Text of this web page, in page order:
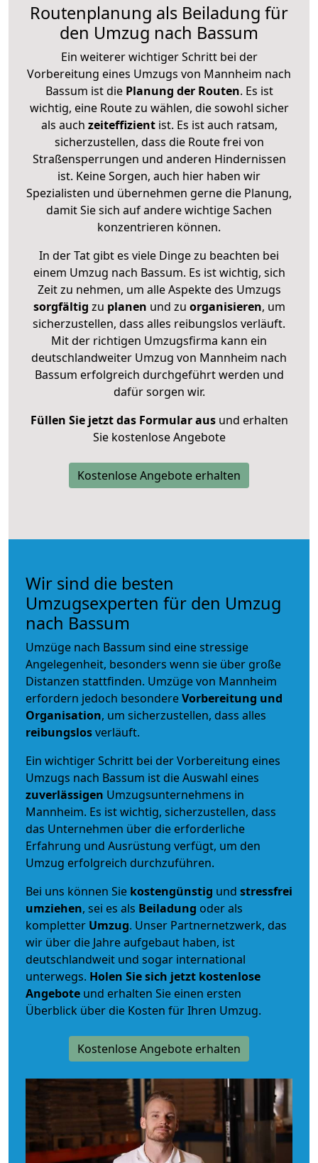
Routenplanung als Beiladung für
den Umzug nach Bassum
Ein weiterer wichtiger Schritt bei der
Vorbereitung eines Umzugs von Mannheim nach
Bassum ist diePlanung der Routen. Es ist
wichtig, eine Route zu wählen, die sowohl sicher
als auch zeiteffizientist. Es ist auch ratsam,
sicherzustellen, dass die Route frei von
Straßensperrungen und anderen Hindernissen
ist. Keine Sorgen, auch hier haben wir
Spezialisten und übernehmen gerne die Planung,
damit Sie sich auf andere wichtige Sachen
konzentrieren können.
In der Tat gibt es viele Dinge zu beachten bei
einem Umzug nach Bassum. Es ist wichtig, sich
Zeit zu nehmen, um alle Aspekte des Umzugs
sorgfältig zu planen und zu organisieren, um
sicherzustellen, dass alles reibungslos verläuft.
Mit der richtigen Umzugsfirma kann ein
deutschlandweiter Umzug von Mannheim nach
Bassum erfolgreich durchgeführt werden und
dafür sorgen wir.
Füllen Sie jetzt das Formular ausund erhalten
Sie kostenlose Angebote
Kostenlose Angebote erhalten
Wir sind die besten
Umzugsexperten für den Umzug
nach Bassum
Umzüge nach Bassum sind eine stressige
Angelegenheit, besonders wenn sie über große
Distanzen stattfinden. Umzüge von Mannheim
erfordern jedoch besondereVorbereitung und
Organisation, um sicherzustellen, dass alles
reibungslosverläuft.
Ein wichtiger Schritt bei der Vorbereitung eines
Umzugs nach Bassum ist die Auswahl eines
zuverlässigen Umzugsunternehmens in
Mannheim. Es ist wichtig, sicherzustellen, dass
das Unternehmen über die erforderliche
Erfahrung und Ausrüstung verfügt, um den
Umzug erfolgreich durchzuführen.
Bei uns können Sie kostengünstig und stressfrei
umziehen, sei es als Beiladung oder als
kompletter Umzug. Unser Partnernetzwerk, das
wir über die Jahre aufgebaut haben, ist
deutschlandweit und sogar international
unterwegs. Holen Sie sich jetzt kostenlose
Angebote und erhalten Sie einen ersten
Überblick über die Kosten für Ihren Umzug.
Kostenlose Angebote erhalten